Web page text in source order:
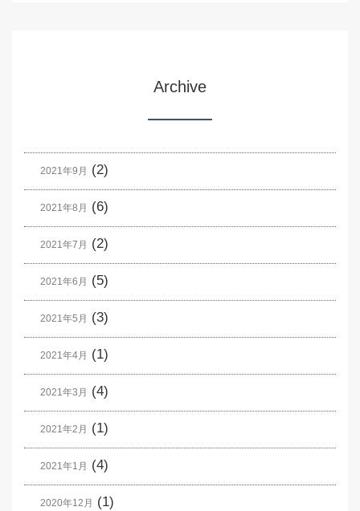
Archive
2021年9月 (2)
2021年8月 (6)
2021年7月 (2)
2021年6月 (5)
2021年5月 (3)
2021年4月 (1)
2021年3月 (4)
2021年2月 (1)
2021年1月 (4)
2020年12月 (1)